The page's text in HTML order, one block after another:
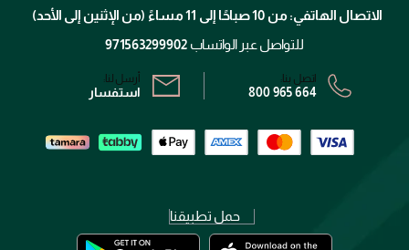
الشروط و الأحكام
سياسة الخصوصية
الاتصال الهاتفي: من 10 صباحًا إلى 11 مساءً (من الإثنين إلى الأحد)
للتواصل عبر الواتساب 971563299902
اتصل بنا:
800 965 664
أرسل لنا:
استفسار
حمل تطبيقنا